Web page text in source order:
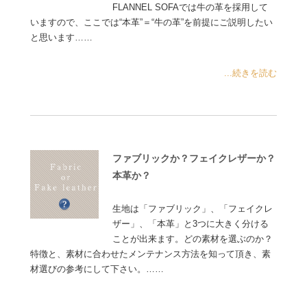
FLANNEL SOFAでは牛の革を採用して
いますので、ここでは“本革”＝“牛の革”を前提にご説明したい
と思います……
...続きを読む
ファブリックか？フェイクレザーか？
本革か？
生地は「ファブリック」、「フェイクレ
ザー」、「本革」と3つに大きく分ける
ことが出来ます。どの素材を選ぶのか？
特徴と、素材に合わせたメンテナンス方法を知って頂き、素
材選びの参考にして下さい。……